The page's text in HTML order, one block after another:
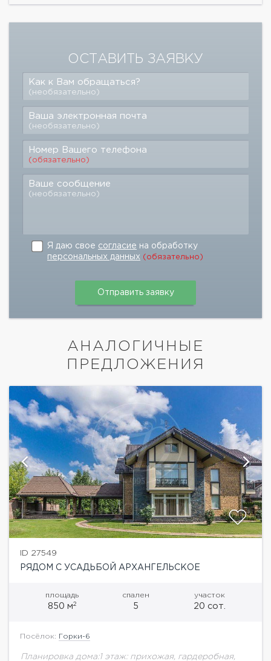
ОСТАВИТЬ ЗАЯВКУ
Как к Вам обращаться?
(необязательно)
Ваша электронная почта
(необязательно)
Номер Вашего телефона
(обязательно)
Ваше сообщение
(необязательно)
Я даю свое согласие на обработку
персональных данных (обязательно)
АНАЛОГИЧНЫЕ
ПРЕДЛОЖЕНИЯ
ID 27549
РЯДОМ С УСАДЬБОЙ АРХАНГЕЛЬСКОЕ
площадь
850 м2
спален
5
участок
20 сот.
Посёлок: Горки-6
Планировка дома:1 этаж: прихожая, гардеробная,